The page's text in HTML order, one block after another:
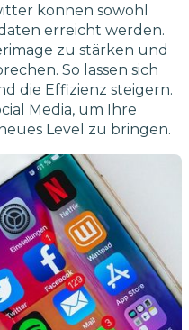
können sowohl
erreicht werden.
zu stärken und
So lassen sich
die Effizienz steigern.
Media, um Ihre
Level zu bringen.